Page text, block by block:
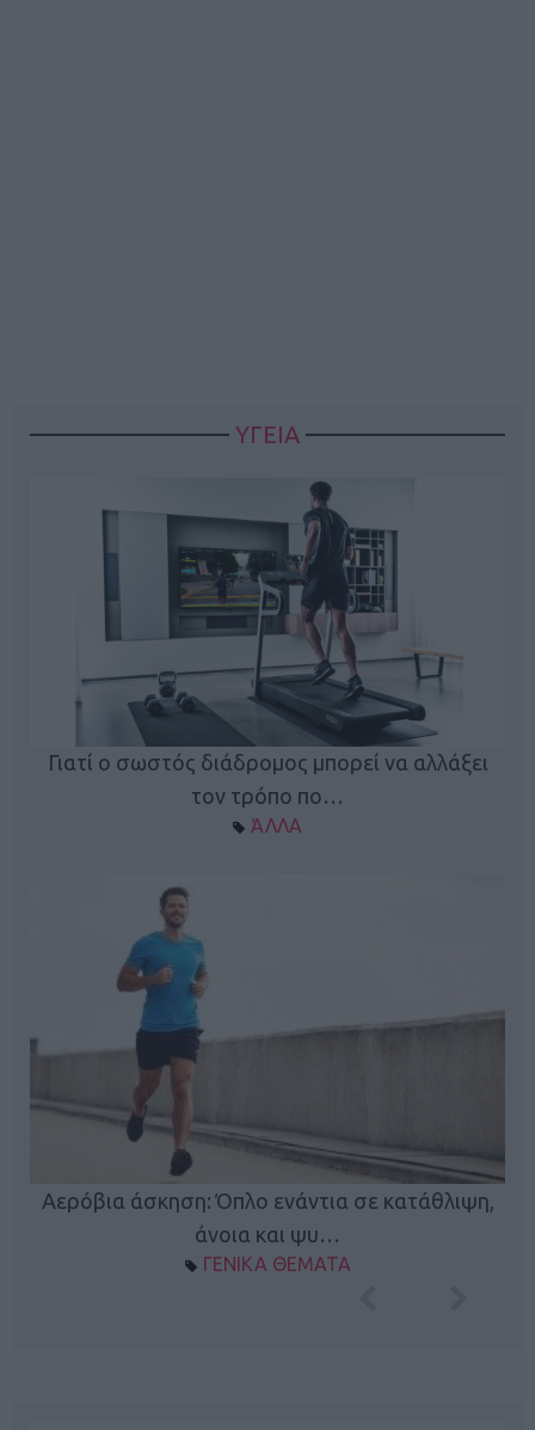
ΥΓΕΙΑ
Γιατί ο σωστός διάδρομος μπορεί να αλλάξει
τον τρόπο πο…
ΆΛΛΑ
Αερόβια άσκηση: Όπλο ενάντια σε κατάθλιψη,
άνοια και ψυ…
ΓΕΝΙΚΑ ΘΕΜΑΤΑ